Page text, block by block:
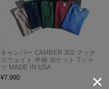
キャンバー CAMBER 302 マック
スウェイト 半袖 ポケット Tシャ
ツ MADE IN USA
¥7,990